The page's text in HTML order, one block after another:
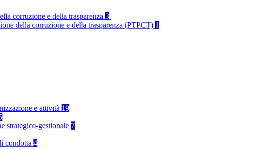
corruzione e della trasparenza 3
della corruzione e della trasparenza (PTPCT) 1
e attività 19
strategico-gestionale 7
condotta 4